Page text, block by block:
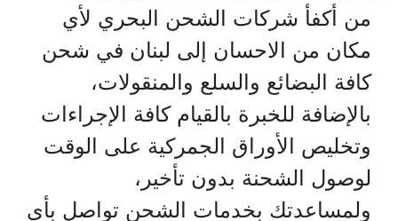
من أكفأ شركات الشحن البحري لأي
مكان من الاحسان إلى لبنان في شحن
كافة البضائع والسلع والمنقولات،
بالإضافة للخبرة بالقيام كافة الإجراءات
وتخليص الأوراق الجمركية على الوقت
لوصول الشحنة بدون تأخير،
ولمساعدتك بخدمات الشحن تواصل بأي